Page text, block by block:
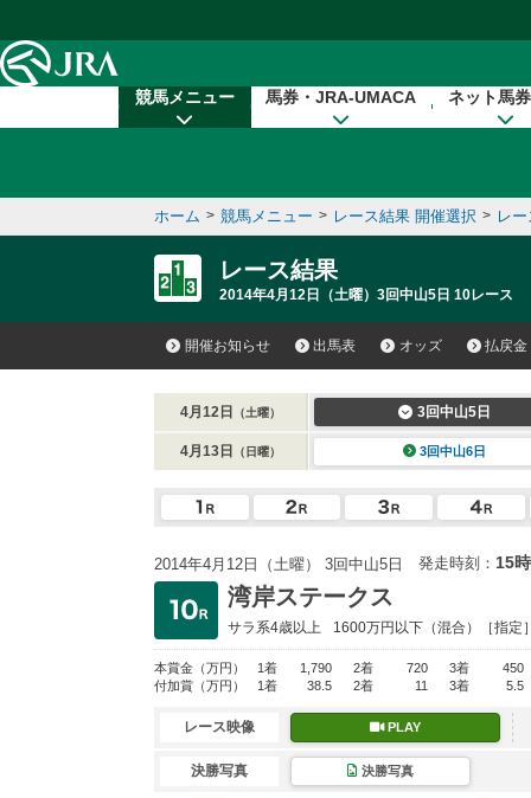
競馬メニュー 馬券・JRA-UMACA ネット馬
ホーム > 競馬メニュー > レース結果 開催選択 > レ
レース結果
2014年4月12日（土曜）3回中山5日 10レース
開催お知らせ 出馬表 オッズ 払戻金
4月12日 （土曜） 3回中山5日
4月13日 （日曜） 3回中山6日
2014年4月12日（土曜） 3回中山5日 発走時刻： 15
湾岸ステークス
サラ系4歳以上 1600万円以下 （混合）［指定
本賞金 （万円） 1着 1,790 2着 720 3着
450
付加賞 （万円） 1着 38.5 2着 11 3着 5.5
レース映像 PLAY
決勝写真 決勝写真